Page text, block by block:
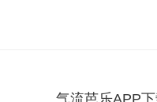
气流芭乐APP